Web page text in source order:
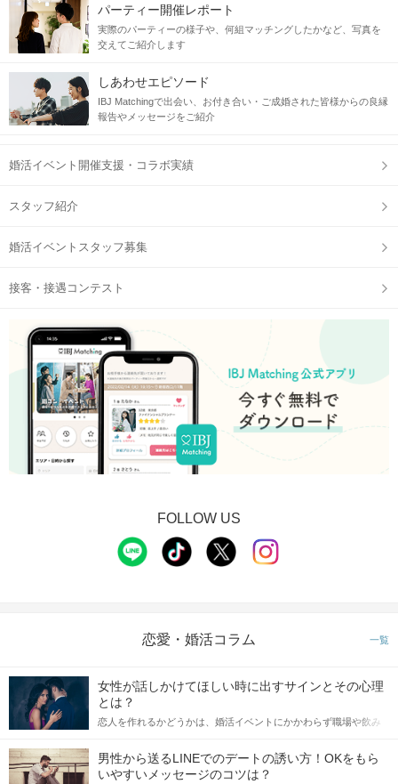
パーティー開催レポート
実際のパーティーの様子や、何組マッチングしたかなど、写真を
交えてご紹介します
しあわせエピソード
IBJ Matchingで出会い、お付き合い・ご成婚された皆様からの良縁
報告やメッセージをご紹介
婚活イベント開催支援・コラボ実績
スタッフ紹介
婚活イベントスタッフ募集
接客・接遇コンテスト
FOLLOW US
恋愛・婚活コラム 一覧
女性が話しかけてほしい時に出すサインとその心理
とは？
恋人を作れるかどうかは、婚活イベントにかかわらず職場や飲み
てアプローチできるかにも左右されます。 これから恋人作りを本
格的に始めようとしている方は、女性が異性を求めて出すサイン
男性から送るLINEでのデートの誘い方！OKをもら
いやすいメッセージのコツは？